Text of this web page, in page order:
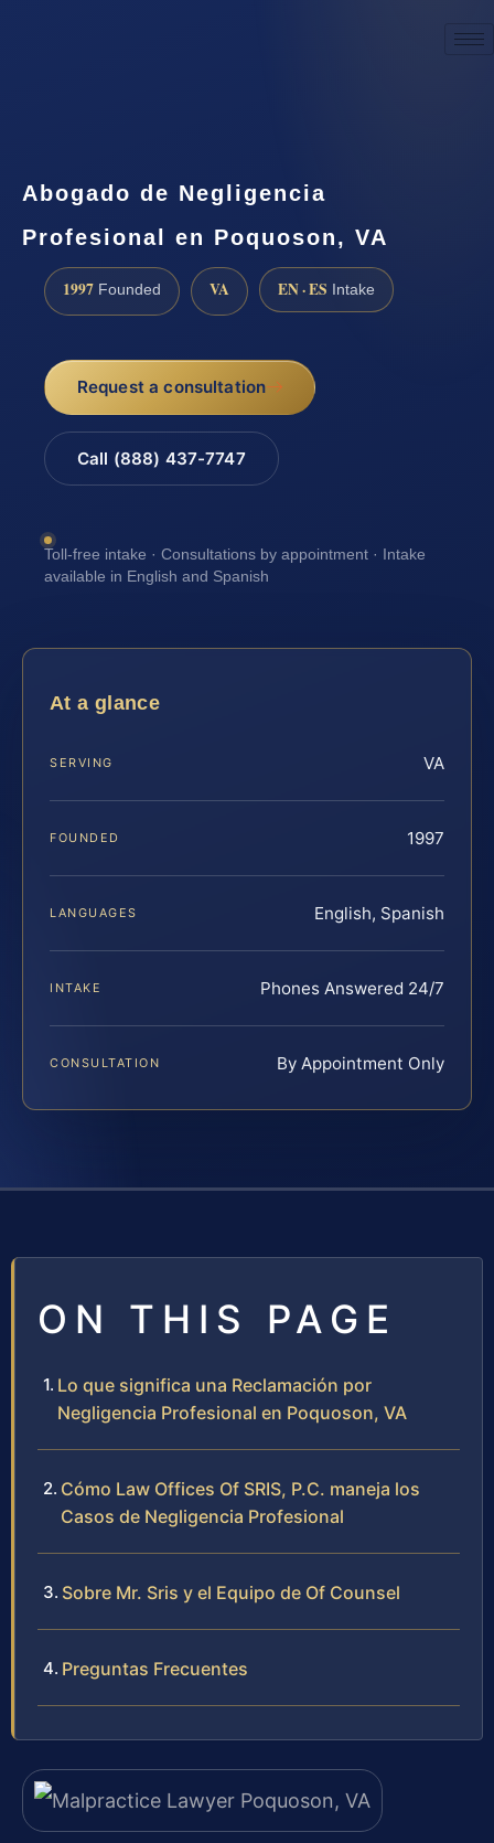
Abogado de Negligencia
Profesional en Poquoson, VA
1997 Founded VA EN · ES Intake
Request a consultation
Call (888) 437-7747
Toll-free intake · Consultations by appointment · Intake
available in English and Spanish
At a glance
SERVING VA
FOUNDED 1997
LANGUAGES English, Spanish
INTAKE Phones Answered 24/7
CONSULTATION By Appointment Only
ON THIS PAGE
Lo que significa una Reclamación por
Negligencia Profesional en Poquoson, VA
Cómo Law Offices Of SRIS, P.C. maneja los
Casos de Negligencia Profesional
Sobre Mr. Sris y el Equipo de Of Counsel
Preguntas Frecuentes